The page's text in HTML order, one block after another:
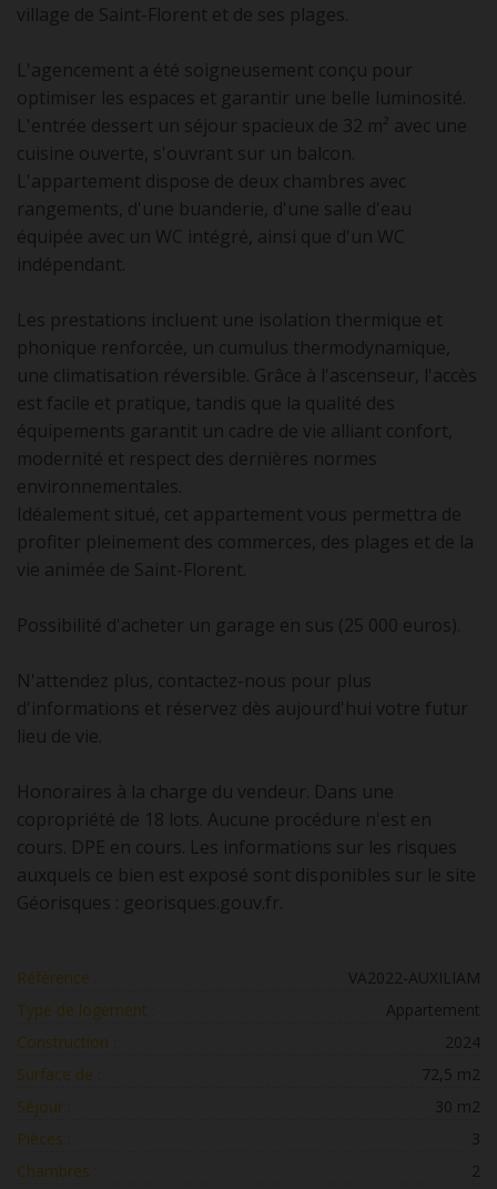
village de Saint-Florent et de ses plages.
L'agencement a été soigneusement conçu pour
optimiser les espaces et garantir une belle luminosité.
L'entrée dessert un séjour spacieux de 32 m² avec une
cuisine ouverte, s'ouvrant sur un balcon.
L'appartement dispose de deux chambres avec
rangements, d'une buanderie, d'une salle d'eau
équipée avec un WC intégré, ainsi que d'un WC
indépendant.
Les prestations incluent une isolation thermique et
phonique renforcée, un cumulus thermodynamique,
une climatisation réversible. Grâce à l'ascenseur, l'accès
est facile et pratique, tandis que la qualité des
équipements garantit un cadre de vie alliant confort,
modernité et respect des dernières normes
environnementales.
Idéalement situé, cet appartement vous permettra de
profiter pleinement des commerces, des plages et de la
vie animée de Saint-Florent.
Possibilité d'acheter un garage en sus (25 000 euros).
N'attendez plus, contactez-nous pour plus
d'informations et réservez dès aujourd'hui votre futur
lieu de vie.
Honoraires à la charge du vendeur. Dans une
copropriété de 18 lots. Aucune procédure n'est en
cours. DPE en cours. Les informations sur les risques
auxquels ce bien est exposé sont disponibles sur le site
Géorisques : georisques.gouv.fr.
Référence :
VA2022-AUXILIAM
Type de logement :
Appartement
Construction :
2024
Surface de :
72,5 m2
Séjour :
30 m2
Pièces :
3
Chambres :
2